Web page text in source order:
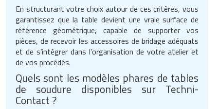
En structurant votre choix autour de ces critères, vous
garantissez que la table devient une vraie surface de
référence géométrique, capable de supporter vos
pièces, de recevoir les accessoires de bridage adéquats
et de s’intégrer dans l’organisation de votre atelier et
de vos procédés.
Quels sont les modèles phares de tables
de soudure disponibles sur Techni-
Contact ?